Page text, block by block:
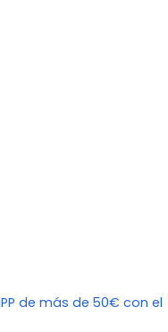
de más de 50€ con el